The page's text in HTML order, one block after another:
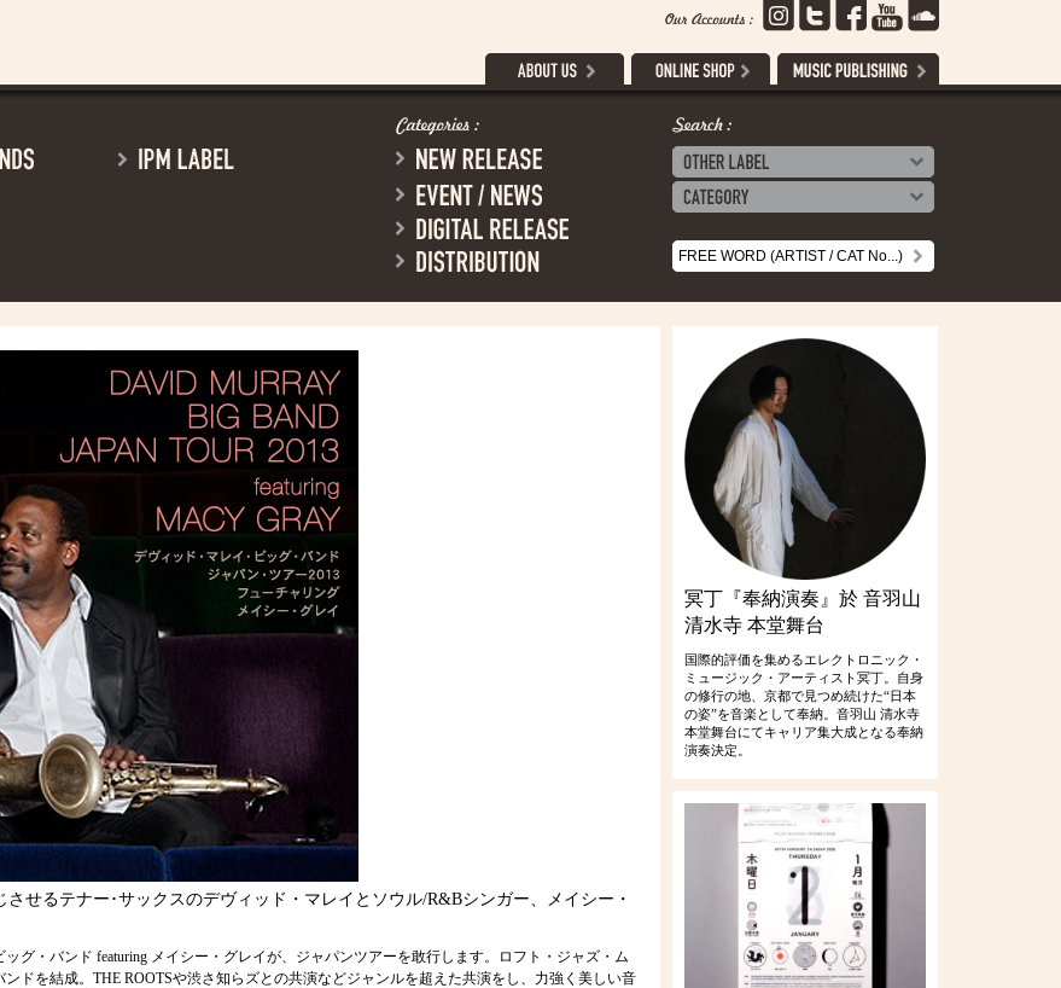
せるテナー･サックスのデヴィッド・マレイとソウル/R&Bシンガー、メイシー・
グ・バンド featuring メイシー・グレイが、ジャパンツアーを敢行します。ロフト・ジャズ・ム
ドを結成。THE ROOTSや渋さ知らズとの共演などジャンルを超えた共演をし、力強く美しい音
冥丁『奉納演奏』於 音羽山
清水寺 本堂舞台
国際的評価を集めるエレクトロニック・
ミュージック・アーティスト冥丁。自身
の修行の地、京都で見つめ続けた“日本
の姿”を音楽として奉納。音羽山 清水寺
本堂舞台にてキャリア集大成となる奉納
演奏決定。